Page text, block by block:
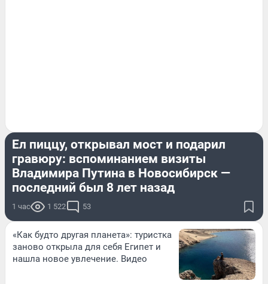
Ел пиццу, открывал мост и подарил
гравюру: вспоминанием визиты
Владимира Путина в Новосибирск —
последний был 8 лет назад
1 час 1 522 53
«Как будто другая планета»: туристка
заново открыла для себя Египет и
нашла новое увлечение. Видео